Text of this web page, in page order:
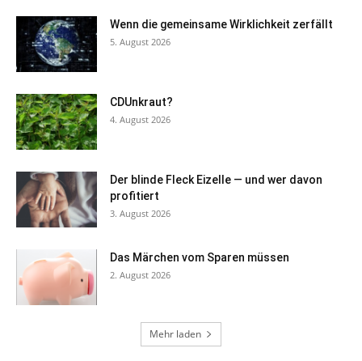
Wenn die gemeinsame Wirklichkeit zerfällt
5. August 2026
CDUnkraut?
4. August 2026
Der blinde Fleck Eizelle — und wer davon
profitiert
3. August 2026
Das Märchen vom Sparen müssen
2. August 2026
Mehr laden